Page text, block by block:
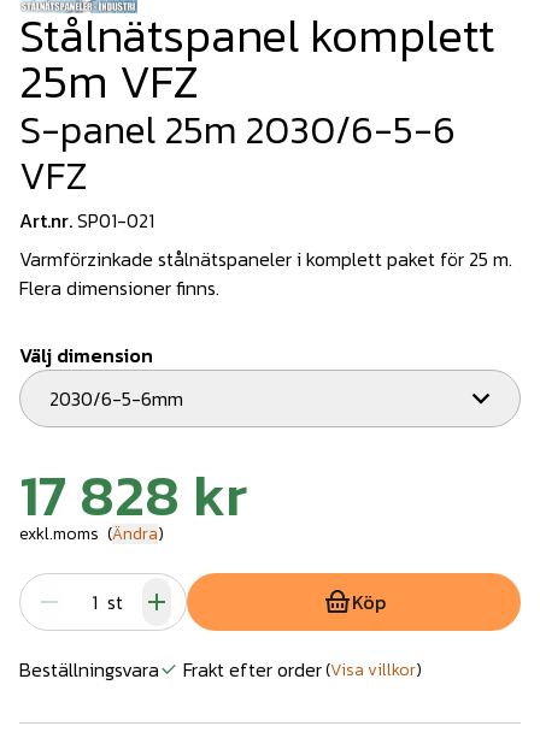
Stålnätspanel komplett
25m VFZ
S-panel 25m 2030/6-5-6
VFZ
Art.nr.SP01-021
Varmförzinkade stålnätspaneler i komplett paket för 25 m.
Flera dimensioner finns.
Välj dimension
2030/6-5-6mm
17 828 kr
exkl.moms (Ändra)
st Köp
Beställningsvara Frakt efter order(Visa villkor)